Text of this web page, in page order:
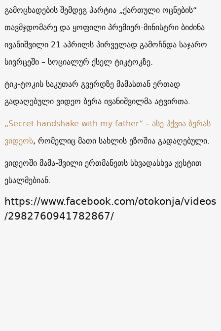
გამოცხადების შემდეგ პარტია „ქართული ოცნების“
თავმჯდომარე და ყოფილი პრემიერ-მინისტრი ბიძინა
ივანიშვილი 21 აპრილს პირველად გამოჩნდა საჯარო
სივრცეში – სოციალურ ქსელ ტიკტოკზე.
ტიკ-ტოკის საკუთარ გვერდზე მამასთან ერთად
გადაღებული ვიდეო ბერა ივანიშვილმა ატვირთა.
„Secret handshake with my father“ – ასე ჰქვია ბერას
ვიდეოს, რომელიც მათი სახლის ეზოშია გადაღებული.
ვიდეოში მამა-შვილი ერთმანეთს სხვადასხვა ჟესტით
ესალმებიან.
https://www.facebook.com/otokonja/videos
/2982760941782867/